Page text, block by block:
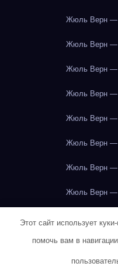
Жюль Верн —
Жюль Верн —
Жюль Верн —
Жюль Верн —
Жюль Верн —
Жюль Верн —
Жюль Верн —
Жюль Верн —
Жюль Верн —
Жюль Верн —
Этот сайт использует
помочь вам в